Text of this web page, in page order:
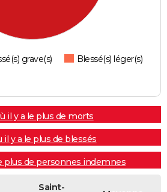
grave(s)
Blessé(s) léger(s)
il y a le plus de morts
il y a le plus de blessés
plus de personnes indemnes
Saint-